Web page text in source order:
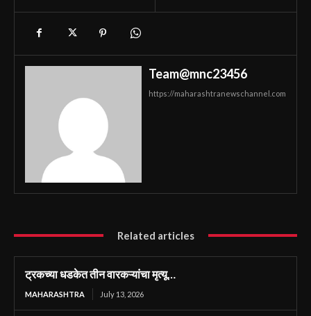
Team@mnc23456
https://maharashtranewschannel.com
Related articles
ट्रकच्या धडकेत तीन वारकऱ्यांचा मृत्यू…
MAHARASHTRA July 13, 2026